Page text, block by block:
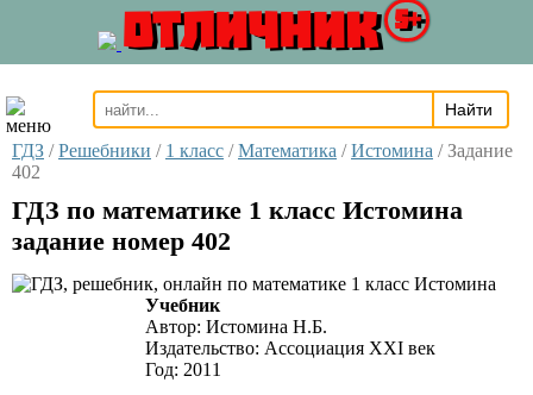
ОТЛИЧНИК 5+
ГДЗ / Решебники / 1 класс / Математика / Истомина / Задание
402
ГДЗ по математике 1 класс Истомина
задание номер 402
Учебник
Автор: Истомина Н.Б.
Издательство: Ассоциация XXI век
Год: 2011